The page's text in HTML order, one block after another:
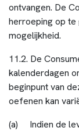
ontvangen. De
herroeping op
mogelijkheid.
11.2. De
kalenderdagen
beginpunt van
oefenen kan
(a) Indien de